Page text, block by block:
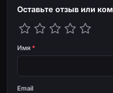
Оставьте отзыв или
Имя *
Email